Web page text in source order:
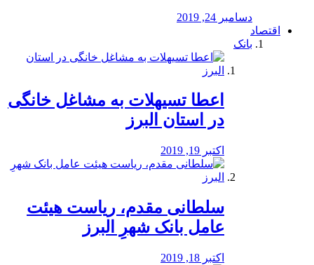
دسامبر 24, 2019
اقتصاد
بانک
️اعطا تسیهلات به مشاغل خانگی
در استان البرز
اکتبر 19, 2019
سلطانی مقدم، ریاست هیئت
عامل بانک شهرِ البرز
اکتبر 18, 2019